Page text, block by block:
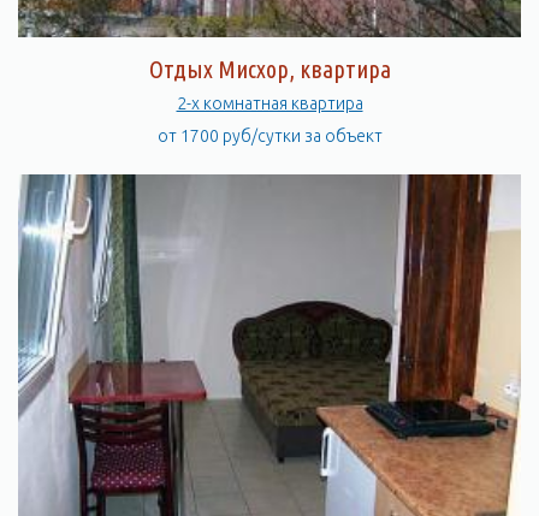
Отдых Мисхор, квартира
2-х комнатная квартира
от 1700 руб/сутки за объект